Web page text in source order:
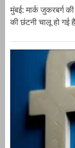
मुंबई: मार्क जुकरबर्ग
की छंटनी चालू हो गई